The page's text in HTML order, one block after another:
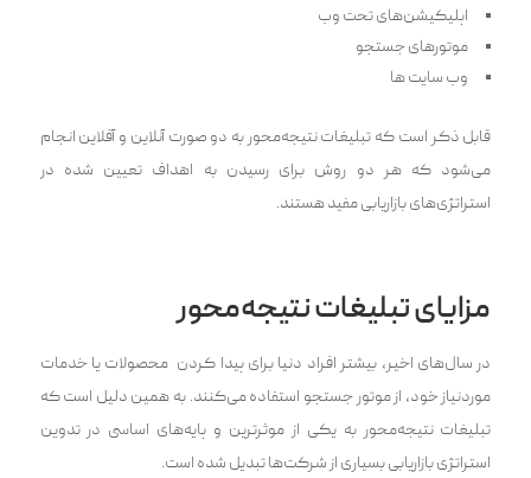
اپلیکیشن‌های تحت وب
موتورهای جستجو
وب سایت ها
قابل ذکر است که تبلیغات ‌‌نتیجه‌محور به دو صورت آنلاین و آفلاین انجام
می‌شود که هر دو روش برای رسیدن به اهداف تعیین شده در
استراتژی‌های بازاریابی مفید هستند.
مزایای تبلیغات ‌‌نتیجه‌محور
در سال‌های اخیر، بیشتر افراد دنیا برای پیدا کردن محصولات یا خدمات
موردنیاز خود، از موتور جستجو استفاده می‌کنند. به همین دلیل است که
تبلیغات ‌‌نتیجه‌محور به یکی از موثر‌‌ترین و پایه‌های اساسی در تدوین
استراتژی بازاریابی بسیاری از شرکت‌ها تبدیل شده است.